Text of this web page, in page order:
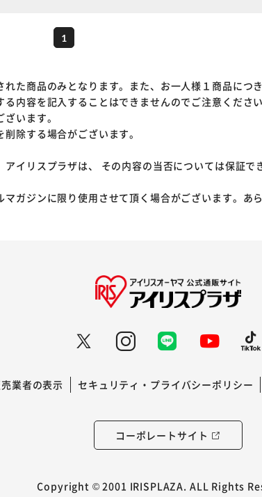
1
た商品のみとなります。また、お一人様１商品につ
内容を記入することはできませんのでご注意ください
います。
除する場合がございます。
イリスプラザは、 その内容の当否については保証
ガジンに限り使用させて頂く場合がございます。あ
業者の表示 セキュリティ・プライバシーポリシー
コーポレートサイト
Copyright © 2001 IRISPLAZA. ALL Rights